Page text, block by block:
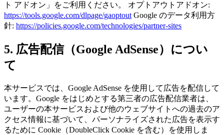
ト アドオン」をご利用ください。 オプトアウトアドオン:
https://tools.google.com/dlpage/gaoptout Google のデータ利用方
針: https://policies.google.com/technologies/partner-sites
5. 広告配信（Google AdSense）につい
て
本サービスでは、Google AdSense を使用して広告を配信して
います。Google をはじめとする第三者の広告配信業者は、
ユーザーの本サービスおよび他のウェブサイトへの過去のア
クセス情報に基づいて、パーソナライズされた広告を表示す
るために Cookie（DoubleClick Cookie を含む）を使用しま